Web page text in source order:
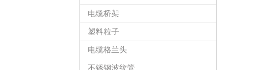
电缆桥架
塑料粒子
电缆格兰头
不锈钢波纹管